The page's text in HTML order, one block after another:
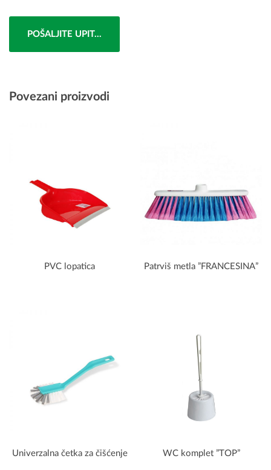
POŠALJITE UPIT...
Povezani proizvodi
PVC lopatica Patrviš metla ”FRANCESINA”
Univerzalna četka za čišćenje WC komplet ”TOP”